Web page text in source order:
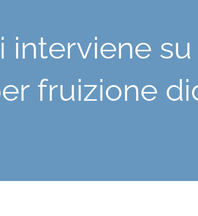
interviene
fruizione